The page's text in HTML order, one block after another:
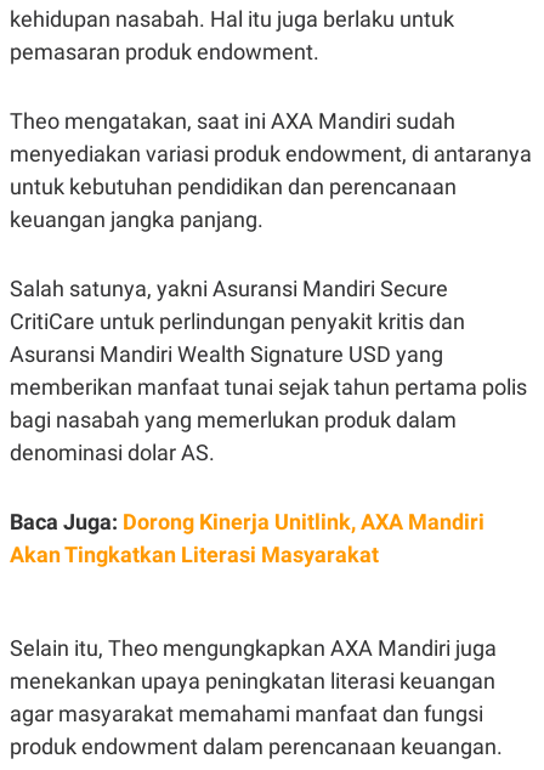
S
A
T
D
A
A
G
E
S
K
N
T
A
V
L
P
S
U
JARINGAN
K
O
N
A
C
A
Y
P
R
E
E
L
E
.
D
L
N
K
N
kehidupan nasabah. Hal itu juga berlaku untuk
pemasaran produk endowment.
Theo mengatakan, saat ini AXA Mandiri sudah
menyediakan variasi produk endowment, di antaranya
untuk kebutuhan pendidikan dan perencanaan
keuangan jangka panjang.
Salah satunya, yakni Asuransi Mandiri Secure
CritiCare untuk perlindungan penyakit kritis dan
Asuransi Mandiri Wealth Signature USD yang
memberikan manfaat tunai sejak tahun pertama polis
bagi nasabah yang memerlukan produk dalam
denominasi dolar AS.
Baca Juga: Dorong Kinerja Unitlink, AXA Mandiri
Akan Tingkatkan Literasi Masyarakat
Selain itu, Theo mengungkapkan AXA Mandiri juga
menekankan upaya peningkatan literasi keuangan
agar masyarakat memahami manfaat dan fungsi
produk endowment dalam perencanaan keuangan.